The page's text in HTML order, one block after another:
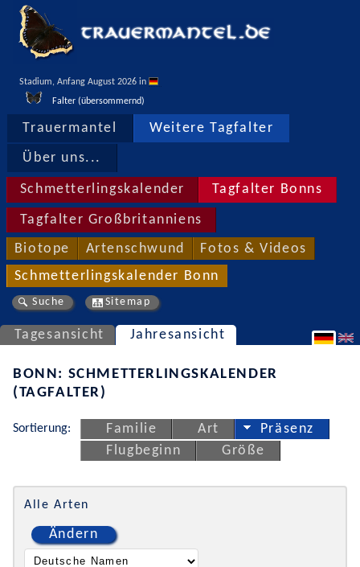
Stadium, Anfang August 2026 in
Falter (übersommernd)
Trauermantel Weitere Tagfalter
Über uns...
Schmetterlingskalender Tagfalter Bonns
Tagfalter Großbritanniens
Biotope Artenschwund Fotos & Videos
Schmetterlingskalender Bonn
Suche Sitemap
Tagesansicht Jahresansicht
BONN: SCHMETTERLINGSKALENDER
(TAGFALTER)
Sortierung: Familie Art
Präsenz
Flugbeginn
Größe
Alle Arten
Ändern